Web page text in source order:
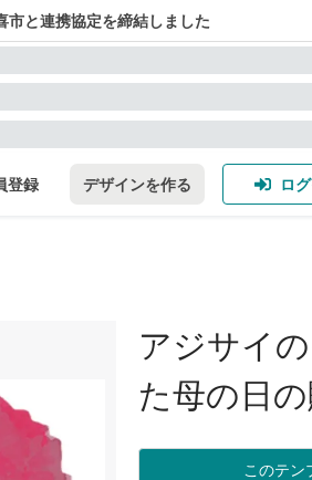
と連携協定を締結しました
登録 デザインを作る ロ
アジサイ
た母の日
このテン